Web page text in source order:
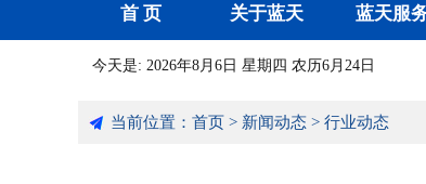
首 页 关于蓝天 蓝天服
今天是: 2026年8月6日 星期四 农历6月24日
当前位置： 首页 > 新闻动态 > 行业动态